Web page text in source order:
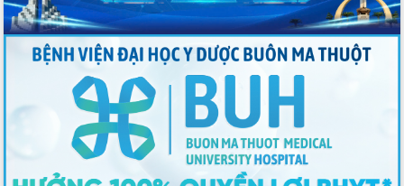
Quyết liệt cải cách hành chính, khơi
thông nguồn lực phát triển
Nâng cao hiệu lực, hiệu quả HĐND
tỉnh thông qua hiện đại hóa hành chính
Xã Ea Phê gắn cải cách hành chính với
chuyển đổi số
Phó Chủ tịch Thường trực UBND tỉnh
Hồ Thị Nguyên Thảo làm việc tại Trung